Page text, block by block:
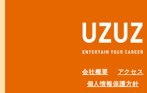
会社概要
アクセス
個人情報保護方針